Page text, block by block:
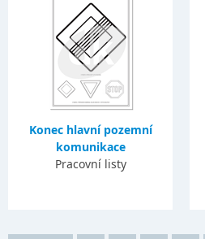
Konec hlavní pozemní
komunikace
Pracovní listy